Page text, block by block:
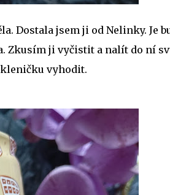
Dostala jsem ji od Nelinky. Je
Zkusím ji vyčistit a nalít do ní
vyhodit.